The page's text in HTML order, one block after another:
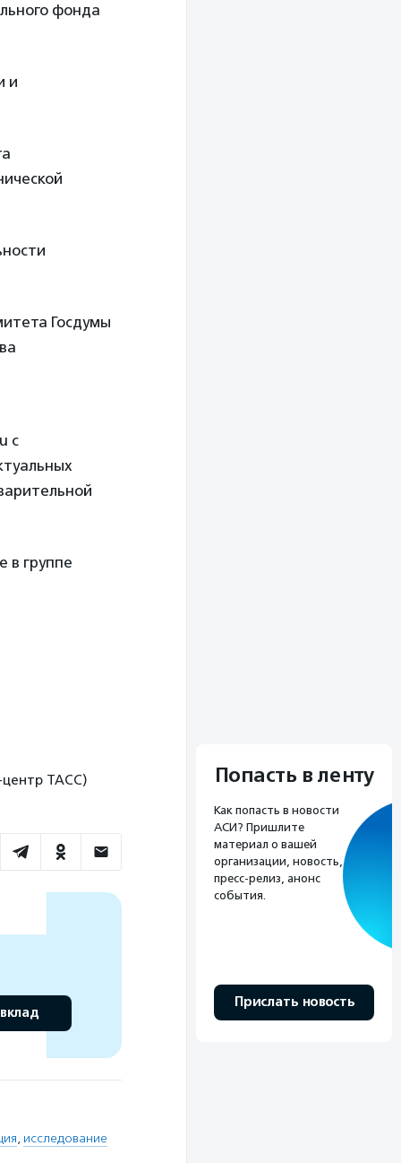
фонда
и
Госдумы
с
в группе
центр ТАСС)
, исследование
Попасть в ленту
Как попасть в новости
АСИ? Пришлите
материал о вашей
организации, новость,
пресс-релиз, анонс
события.
Прислать новость